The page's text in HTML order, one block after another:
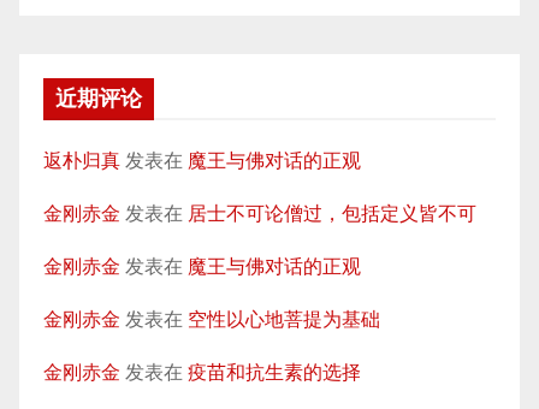
近期评论
返朴归真 发表在 魔王与佛对话的正观
金刚赤金 发表在 居士不可论僧过，包括定义皆不可
金刚赤金 发表在 魔王与佛对话的正观
金刚赤金 发表在 空性以心地菩提为基础
金刚赤金 发表在 疫苗和抗生素的选择